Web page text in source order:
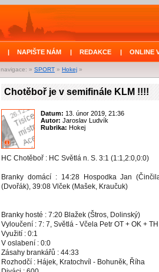
| NAPIŠTE NÁM | REDAKCE | ONLINE
navigace: » SPORT » Hokej »
Chotěboř je v semifinále KLM !!!!
Datum: 13. únor 2019, 21:36
Autor: Jaroslav Ludvík
Rubrika: Hokej
HC Chotěboř : HC Světlá n. S. 3:1 (1:1,2:0,0:0)
Branky domácí : 14:28 Hospodka Jan
(Dvořák), 39:08 Vlček (Mašek, Kraučuk)
Branky hosté : 7:20 Blažek (Štros, Dolinský)
Vyloučení : 7: 7, Světlá - Včela Petr OT + OK +
Využití : 0:1
V oslabení : 0:0
Zásahy brankářů : 44:33
Rozhodčí : Hájek, Kratochvíl - Bohuněk, Říha